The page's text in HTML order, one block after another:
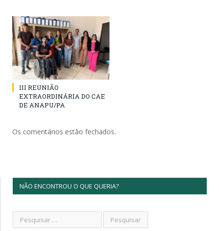
III REUNIÃO
EXTRAORDINÁRIA DO CAE
DE ANAPU/PA
Os comentários estão fechados.
NÃO ENCONTROU O QUE QUERIA?